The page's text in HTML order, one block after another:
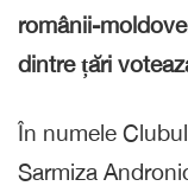
românii-
dintre țări
În numele
Sarmiza